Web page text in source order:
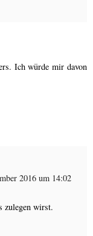
Ich würde mir davon
2016 um 14:02
zulegen wirst.